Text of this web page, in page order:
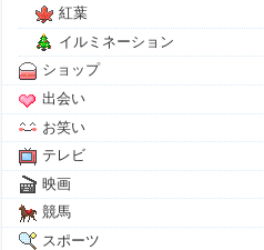
紅葉
イルミネーション
ショップ
出会い
お笑い
テレビ
映画
競馬
スポーツ